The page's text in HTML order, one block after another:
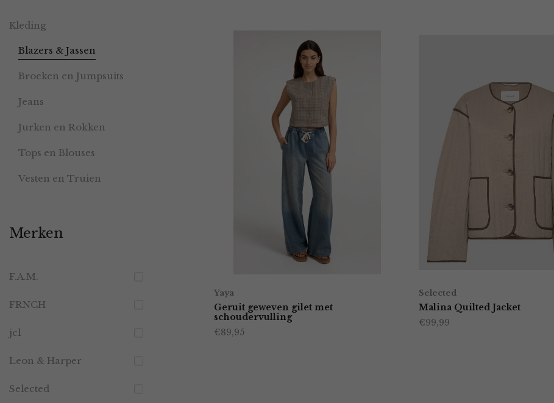
Yaya
Geruit geweven gilet met
schoudervulling
€89,95
Selected
Malina Quilted Jacket
€99,99
Kleding
Blazers & Jassen
Broeken en Jumpsuits
Jeans
Jurken en Rokken
Tops en Blouses
Vesten en Truien
Merken
F.A.M.
FRNCH
jcl
Leon & Harper
Selected